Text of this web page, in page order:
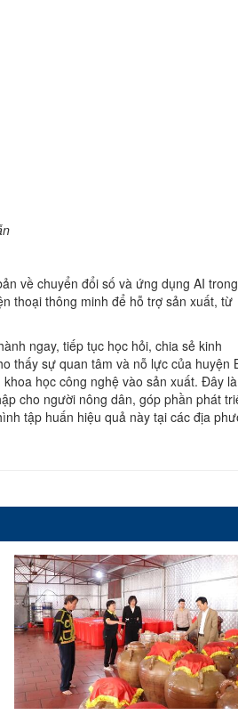
về chuyển đổi số và ứng dụng AI trong
thoại thông minh để hỗ trợ sản xuất, từ
ngay, tiếp tục học hỏi, chia sẻ kinh
thấy sự quan tâm và nỗ lực của huyện
học công nghệ vào sản xuất. Đây là
cho người nông dân, góp phần phát
tập huấn hiệu quả này tại các địa